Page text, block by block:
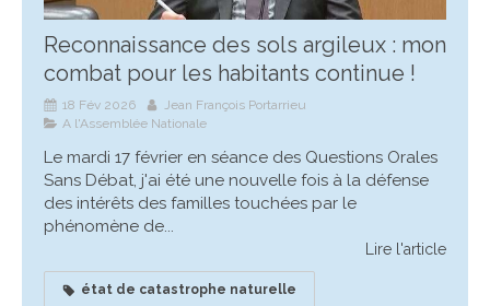
Reconnaissance des sols argileux : mon
combat pour les habitants continue !
18 Fév 2026
Jean François Portarrieu
A l'Assemblée Nationale
Le mardi 17 février en séance des Questions Orales
Sans Débat, j'ai été une nouvelle fois à la défense
des intérêts des familles touchées par le
phénomène de...
Lire l'article
état de catastrophe naturelle